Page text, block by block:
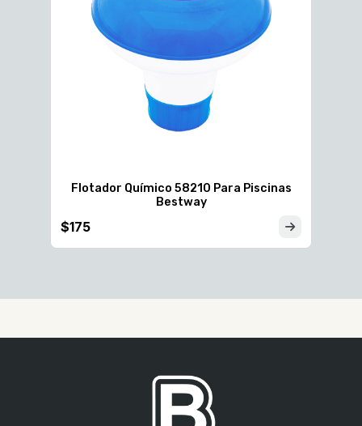
Flotador Químico 58210 Para Piscinas
Bestway
$175